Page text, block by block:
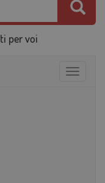
per voi
Toggle